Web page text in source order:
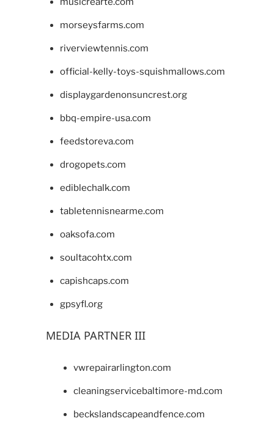
morseysfarms.com
riverviewtennis.com
official-kelly-toys-squishmallows.com
displaygardenonsuncrest.org
bbq-empire-usa.com
feedstoreva.com
drogopets.com
ediblechalk.com
tabletennisnearme.com
oaksofa.com
soultacohtx.com
capishcaps.com
gpsyfl.org
MEDIA PARTNER III
vwrepairarlington.com
cleaningservicebaltimore-md.com
beckslandscapeandfence.com